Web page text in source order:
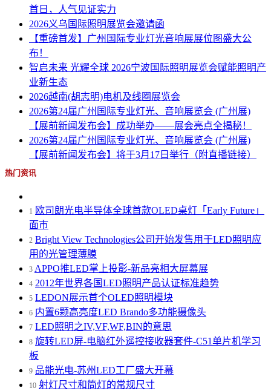
首日，人气见证实力
2026义乌国际照明展览会邀请函
【重磅首发】广州国际专业灯光音响展展位图盛大公
布！
智启未来 光耀全球 2026宁波国际照明展览会赋能照明产
业新生态
2026越南(胡志明)电机及线圈展览会
2026第24届广州国际专业灯光、音响展览会 (广州展)
【展前新闻发布会】成功举办——展会亮点全揭秘！
2026第24届广州国际专业灯光、音响展览会 (广州展)
【展前新闻发布会】将于3月17日举行（附直播链接）
热门资讯
1 欧司朗光电半导体全球首款OLED桌灯「Early Future」
面市
2 Bright View Technologies公司开始发售用于LED照明应
用的光管理薄膜
3 APPO推LED掌上投影-新品亮相大屏幕展
4 2012年世界各国LED照明产品认证标准趋势
5 LEDON展示首个OLED照明模块
6 内置6颗高亮度LED Brando多功能摄像头
7 LED照明之IV,VF,WF,BIN的意思
8 旋转LED屏-电脑红外遥控接收器套件-C51单片机学习
板
9 品能光电-苏州LED工厂盛大开幕
10 射灯尺寸和筒灯的常规尺寸